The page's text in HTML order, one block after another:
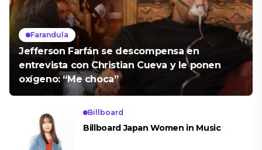
Farandula
Jefferson Farfán se descompensa en
entrevista con Christian Cueva y le ponen
oxígeno: “Me choca”
Billboard
Billboard Japan Women in Music